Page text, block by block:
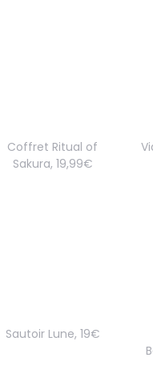
Coffret Ritual of
Sakura, 19,99€
Sautoir Lune, 19€